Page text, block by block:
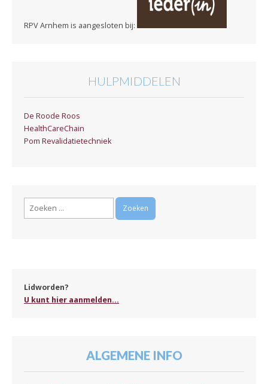
RPV Arnhem is aangesloten bij:
HULPMIDDELEN
De Roode Roos
HealthCareChain
Pom Revalidatietechniek
Zoeken
Lidworden?
U kunt hier aanmelden...
ALGEMENE INFO